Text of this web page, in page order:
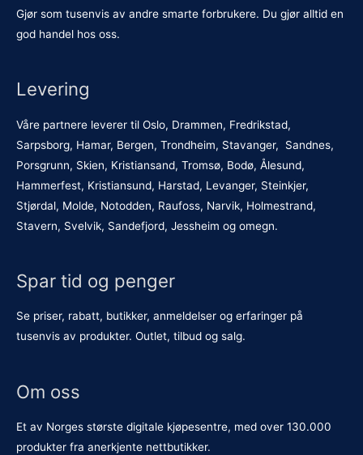
Gjør som tusenvis av andre smarte forbrukere. Du gjør alltid en
god handel hos oss.
Levering
Våre partnere leverer til Oslo, Drammen, Fredrikstad,
Sarpsborg, Hamar, Bergen, Trondheim, Stavanger, Sandnes,
Porsgrunn, Skien, Kristiansand, Tromsø, Bodø, Ålesund,
Hammerfest, Kristiansund, Harstad, Levanger, Steinkjer,
Stjørdal, Molde, Notodden, Raufoss, Narvik, Holmestrand,
Stavern, Svelvik, Sandefjord, Jessheim og omegn.
Spar tid og penger
Se priser, rabatt, butikker, anmeldelser og erfaringer på
tusenvis av produkter. Outlet, tilbud og salg.
Om oss
Et av Norges største digitale kjøpesentre, med over 130.000
produkter fra anerkjente nettbutikker.